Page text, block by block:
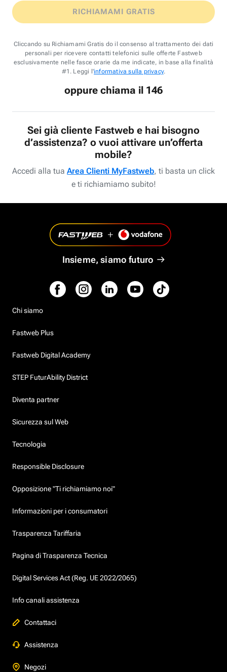
RICHIAMAMI GRATIS
Cliccando su Richiamami Gratis do il consenso al trattamento dei dati
personali per ricevere contatti telefonici sulle offerte Fastweb
esclusivamente nelle fasce orarie da me indicate, in base alla finalità
#1. Leggi l'informativa sulla privacy.
oppure chiama il 146
Sei già cliente Fastweb e hai bisogno
d’assistenza? o vuoi attivare un’offerta
mobile?
Accedi alla tua Area Clienti MyFastweb, ti basta un click
e ti richiamiamo subito!
Insieme, siamo futuro
Chi siamo
Fastweb Plus
Fastweb Digital Academy
STEP FuturAbility District
Diventa partner
Sicurezza sul Web
Tecnologia
Responsible Disclosure
Opposizione "Ti richiamiamo noi"
Informazioni per i consumatori
Trasparenza Tariffaria
Pagina di Trasparenza Tecnica
Digital Services Act (Reg. UE 2022/2065)
Info canali assistenza
Contattaci
Assistenza
Negozi